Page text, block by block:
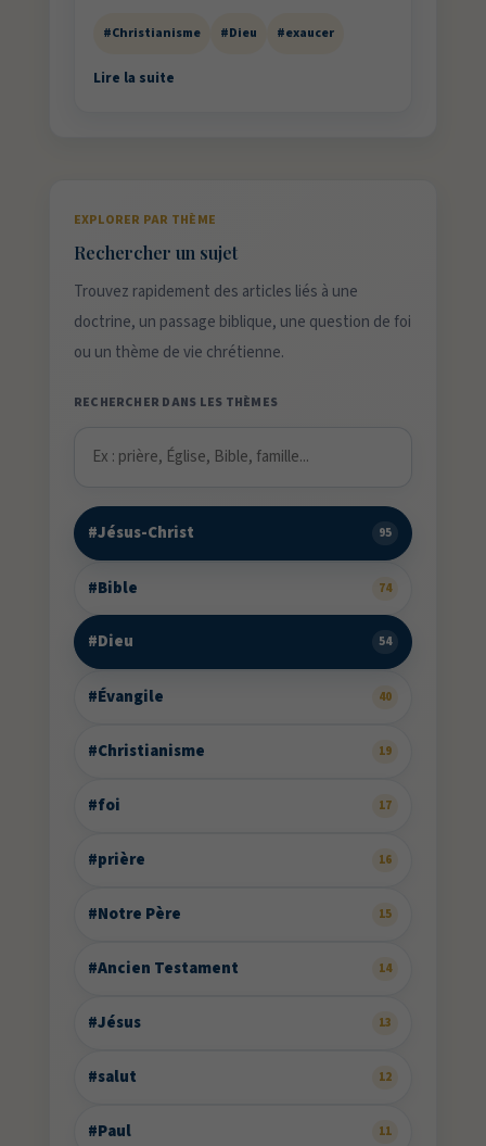
#Christianisme #Dieu #exaucer
Lire la suite
EXPLORER PAR THÈME
Rechercher un sujet
Trouvez rapidement des articles liés à une
doctrine, un passage biblique, une question de foi
ou un thème de vie chrétienne.
RECHERCHER DANS LES THÈMES
#Jésus-Christ 95
#Bible 74
#Dieu 54
#Évangile 40
#Christianisme 19
#foi 17
#prière 16
#Notre Père 15
#Ancien Testament 14
#Jésus 13
#salut 12
#Paul 11